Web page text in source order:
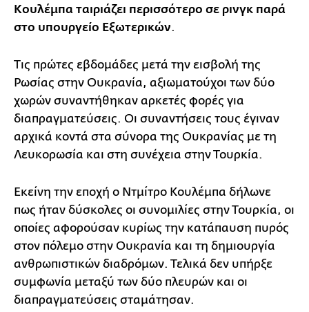
Κουλέμπα ταιριάζει περισσότερο σε ρινγκ παρά
στο υπουργείο Εξωτερικών.
Τις πρώτες εβδομάδες μετά την εισβολή της
Ρωσίας στην Ουκρανία, αξιωματούχοι των δύο
χωρών συναντήθηκαν αρκετές φορές για
διαπραγματεύσεις. Οι συναντήσεις τους έγιναν
αρχικά κοντά στα σύνορα της Ουκρανίας με τη
Λευκορωσία και στη συνέχεια στην Τουρκία.
Εκείνη την εποχή ο Ντμίτρο Κουλέμπα δήλωνε
πως ήταν δύσκολες οι συνομιλίες στην Τουρκία, οι
οποίες αφορούσαν κυρίως την κατάπαυση πυρός
στον πόλεμο στην Ουκρανία και τη δημιουργία
ανθρωπιστικών διαδρόμων. Τελικά δεν υπήρξε
συμφωνία μεταξύ των δύο πλευρών και οι
διαπραγματεύσεις σταμάτησαν.